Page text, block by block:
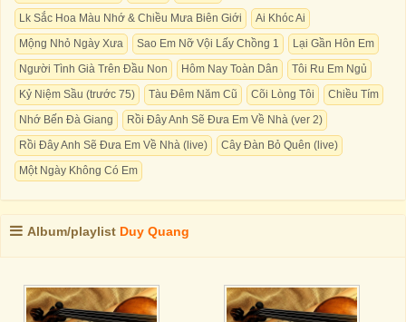
Lk Sắc Hoa Màu Nhớ & Chiều Mưa Biên Giới
Ai Khóc Ai
Mộng Nhỏ Ngày Xưa
Sao Em Nỡ Vội Lấy Chồng 1
Lại Gần Hôn Em
Người Tình Già Trên Đầu Non
Hôm Nay Toàn Dân
Tôi Ru Em Ngủ
Kỷ Niệm Sầu (trước 75)
Tàu Đêm Năm Cũ Cõi Lòng Tôi
Chiều Tím
Nhớ Bến Đà Giang
Rồi Đây Anh Sẽ Đưa Em Về Nhà (ver 2)
Rồi Đây Anh Sẽ Đưa Em Về Nhà (live)
Cây Đàn Bỏ Quên (live)
Một Ngày Không Có Em
Album/playlist Duy Quang